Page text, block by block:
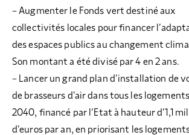
– Augmenter le Fonds vert destiné aux
collectivités locales pour financer
des espaces publics au changement
Son montant a été divisé par 4 en 2 ans.
– Lancer un grand plan d’installation de
de brasseurs d’air dans tous les
2040, financé par l’Etat à hauteur d’1,1
d’euros par an, en priorisant les